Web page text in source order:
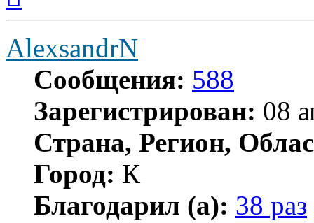
началу
AlexsandrN
Сообщения: 588
Зарегистрирован: 08
Страна, Регион,
Город: К
Благодарил (а): 38 раз